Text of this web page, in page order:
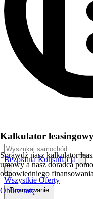
Bezpłatna Konsultacja
Wszystkie Oferty
Finansowanie
Kalkulator
Sprawdź nasz kalkulator
umowy a nasz doradca
odpowiedniego
Oblicz ratę